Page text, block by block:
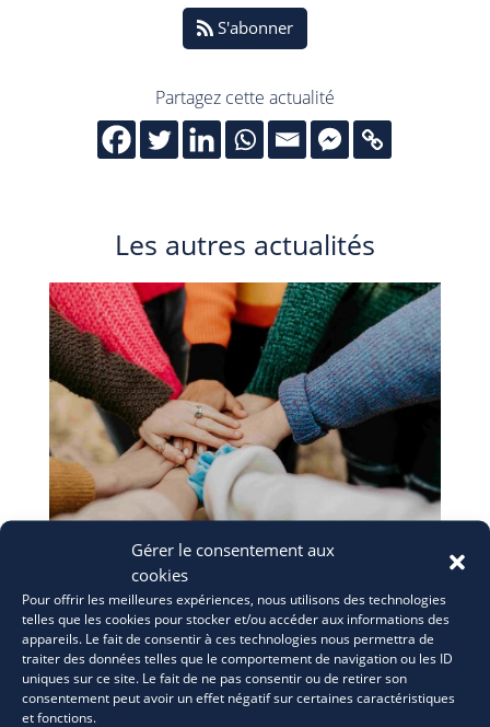
Gérer le consentement aux
cookies
Pour offrir les meilleures expériences, nous utilisons des technologies
telles que les cookies pour stocker et/ou accéder aux informations des
appareils. Le fait de consentir à ces technologies nous permettra de
traiter des données telles que le comportement de navigation ou les ID
uniques sur ce site. Le fait de ne pas consentir ou de retirer son
consentement peut avoir un effet négatif sur certaines caractéristiques
et fonctions.
S'abonner
Partagez cette actualité
Les autres actualités
ERASMUS+: appel à candidatures
28 Juil 2026